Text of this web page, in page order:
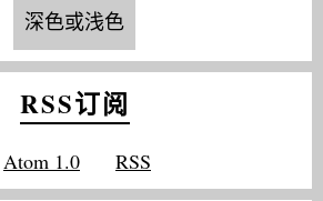
深色或浅色
RSS订阅
Atom 1.0 RSS